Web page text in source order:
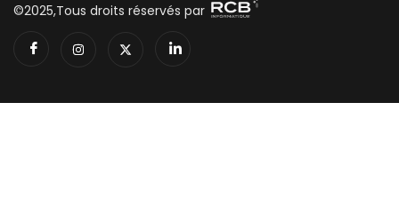
©2025,Tous droits réservés par